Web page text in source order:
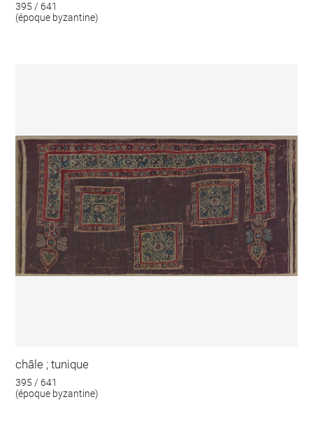
395 / 641
(époque byzantine)
châle ; tunique
395 / 641
(époque byzantine)